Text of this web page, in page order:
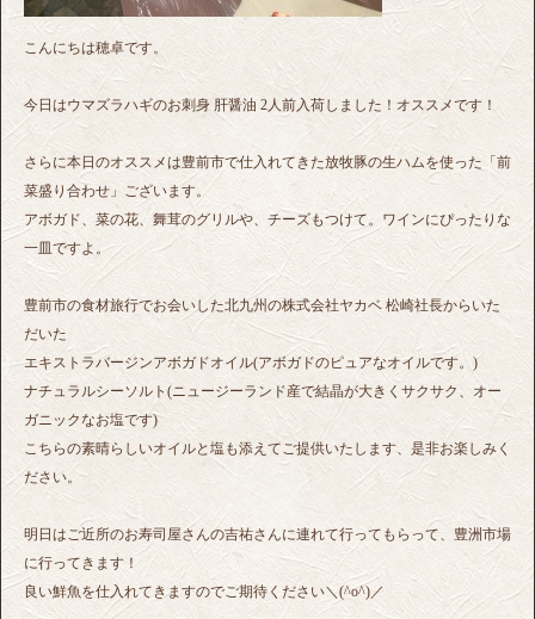
こんにちは穂卓です。
今日はウマズラハギのお刺身 肝醤油 2人前入荷しました！オススメです！
さらに本日のオススメは豊前市で仕入れてきた放牧豚の生ハムを使った「前
菜盛り合わせ」ございます。
アボガド、菜の花、舞茸のグリルや、チーズもつけて。ワインにぴったりな
一皿ですよ。
豊前市の食材旅行でお会いした北九州の株式会社ヤカベ 松崎社長からいた
だいた
エキストラバージンアボガドオイル(アボガドのピュアなオイルです。)
ナチュラルシーソルト(ニュージーランド産で結晶が大きくサクサク、オー
ガニックなお塩です)
こちらの素晴らしいオイルと塩も添えてご提供いたします、是非お楽しみく
ださい。
明日はご近所のお寿司屋さんの吉祐さんに連れて行ってもらって、豊洲市場
に行ってきます！
良い鮮魚を仕入れてきますのでご期待ください＼(^o^)／